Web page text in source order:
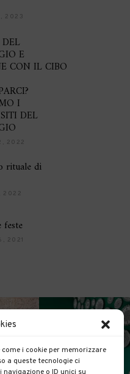
i cookie per memorizzare
a queste tecnologie ci
2023
E
CON IL CIBO
I
DEL
2022
rituale di
2022
2021